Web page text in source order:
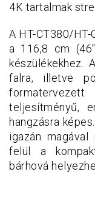
4K tartalmak
A HT-CT380/
a 116,8 cm
készülékekhez.
falra, illetve
teljesítményű,
hangzásra
igazán
felül a
bárhová